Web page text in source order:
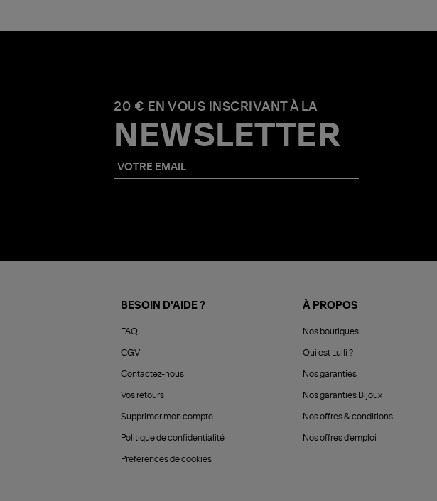
20 € EN VOUS INSCRIVANT À LA
NEWSLETTER
BESOIN D'AIDE ?
FAQ
CGV
Contactez-nous
Vos retours
Supprimer mon compte
Politique de confidentialité
Préférences de cookies
À PROPOS
Nos boutiques
Qui est Lulli ?
Nos garanties
Nos garanties Bijoux
Nos offres & conditions
Nos offres d'emploi